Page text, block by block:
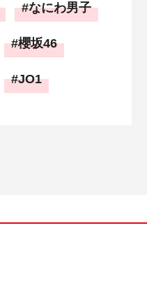
なにわ男子
櫻坂46
JO1